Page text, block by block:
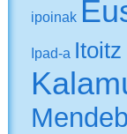
ipoinak
Ipad-a Itoitz